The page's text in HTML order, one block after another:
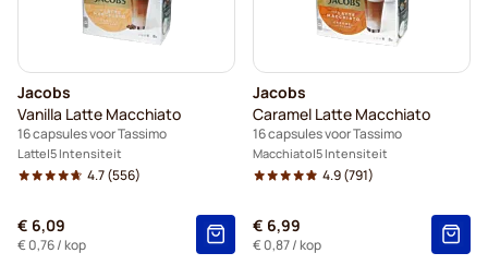
Jacobs
Vanilla Latte Macchiato
16 capsules voor Tassimo
Latte 5 Intensiteit
4.7(556)
€ 6,09
€ 0,76/ kop
Jacobs
Caramel Latte Macchiato
16 capsules voor Tassimo
Macchiato 5 Intensiteit
4.9(791)
€ 6,99
€ 0,87/ kop